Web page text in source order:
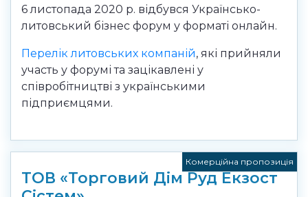
6 листопада 2020 р. відбувся Українсько-
литовський бізнес форум у форматі онлайн.
Перелік литовських компаній, які прийняли
участь у форумі та зацікавлені у
співробітництві з українськими
підприємцями.
ТОВ «Торговий Дім Руд Екзост
Комерційна пропозиція